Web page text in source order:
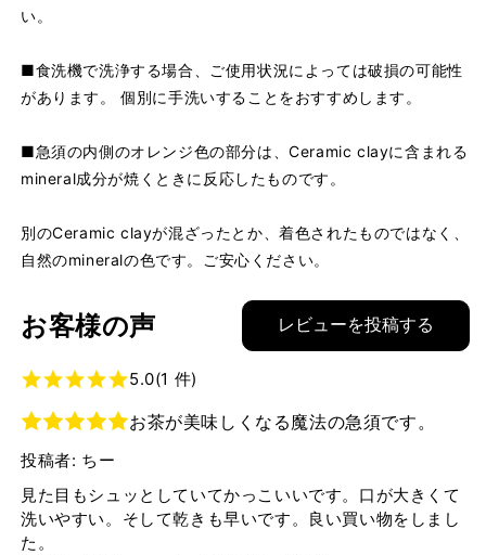
い。
■食洗機で洗浄する場合、ご使用状況によっては破損の可能性
があります。 個別に手洗いすることをおすすめします。
■急須の内側のオレンジ色の部分は、Ceramic clayに含まれる
mineral成分が焼くときに反応したものです。
別のCeramic clayが混ざったとか、着色されたものではなく、
自然のmineralの色です。ご安心ください。
お客様の声 レビューを投稿する
5.0(1 件)
お茶が美味しくなる魔法の急須です。
投稿者: ちー
見た目もシュッとしていてかっこいいです。口が大きくて
洗いやすい。そして乾きも早いです。良い買い物をしまし
た。